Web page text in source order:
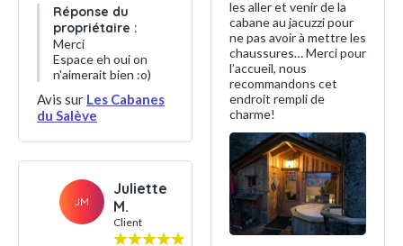
Réponse du
propriétaire :
Merci
Espace eh oui on
n'aimerait bien :o)
Avis sur Les Cabanes
du Salève
JM
Juliette
M.
Client
les aller et venir de la
cabane au jacuzzi pour
ne pas avoir à mettre les
chaussures… Merci pour
l’accueil, nous
recommandons cet
endroit rempli de
charme!